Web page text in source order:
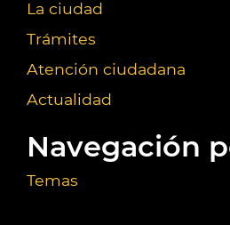
La ciudad
Trámites
Atención ciudadana
Actualidad
Navegación
Temas